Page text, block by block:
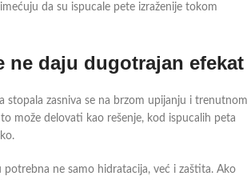
da su ispucale pete izraženije tokom
ne daju dugotrajan efekat
stopala zasniva se na brzom upijanju i trenutnom
može delovati kao rešenje, kod ispucalih peta
potrebna ne samo hidratacija, već i zaštita. Ako